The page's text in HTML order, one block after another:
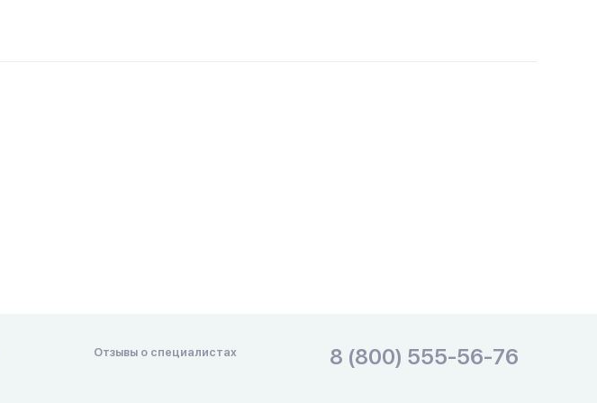
Отзывы о специалистах 8 (800) 555-56-76